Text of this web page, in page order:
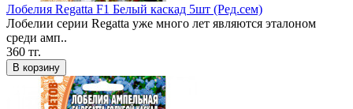
Лобелия Regatta F1 Белый каскад 5шт (Ред.сем)
Лобелии серии Regatta уже много лет являются эталоном
среди амп..
360 тг.
В корзину